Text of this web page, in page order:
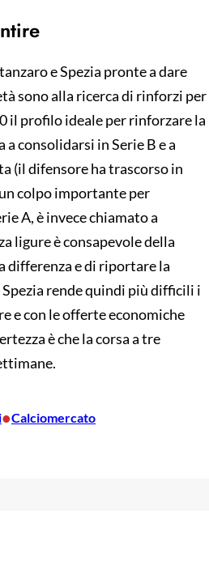
e Spezia pronte a dare
sono alla ricerca di rinforzi per
il profilo ideale per rinforzare la
consolidarsi in Serie B e a
(il difensore ha trascorso in
colpo importante per
A, è invece chiamato a
ligure è consapevole della
differenza e di riportare la
rende quindi più difficili i
e con le offerte economiche
è che la corsa a tre
•Calciomercato